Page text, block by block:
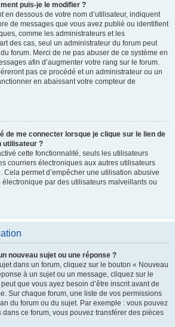
puis-je le modifier ?
en dessous de votre nom d’utilisateur, indiquent
de messages que vous avez publié ou identifient
comme les administrateurs et les
des cas, seul un administrateur du forum peut
forum. Merci de ne pas abuser de ce système en
afin d’augmenter votre rang sur le forum.
pas ce procédé et un administrateur ou un
en abaissant votre compteur de
de me connecter lorsque je clique sur le lien de
utilisateur ?
cette fonctionnalité, seuls les utilisateurs
courriers électroniques aux autres utilisateurs
permet d’empêcher une utilisation abusive
par des utilisateurs malveillants ou
nouveau sujet ou une réponse ?
dans un forum, cliquez sur le bouton « Nouveau
à un sujet ou un message, cliquez sur le
que vous ayez besoin d’être inscrit avant de
Sur chaque forum, une liste de vos permissions
du forum ou du sujet. Par exemple : vous pouvez
ce forum, vous pouvez transférer des pièces